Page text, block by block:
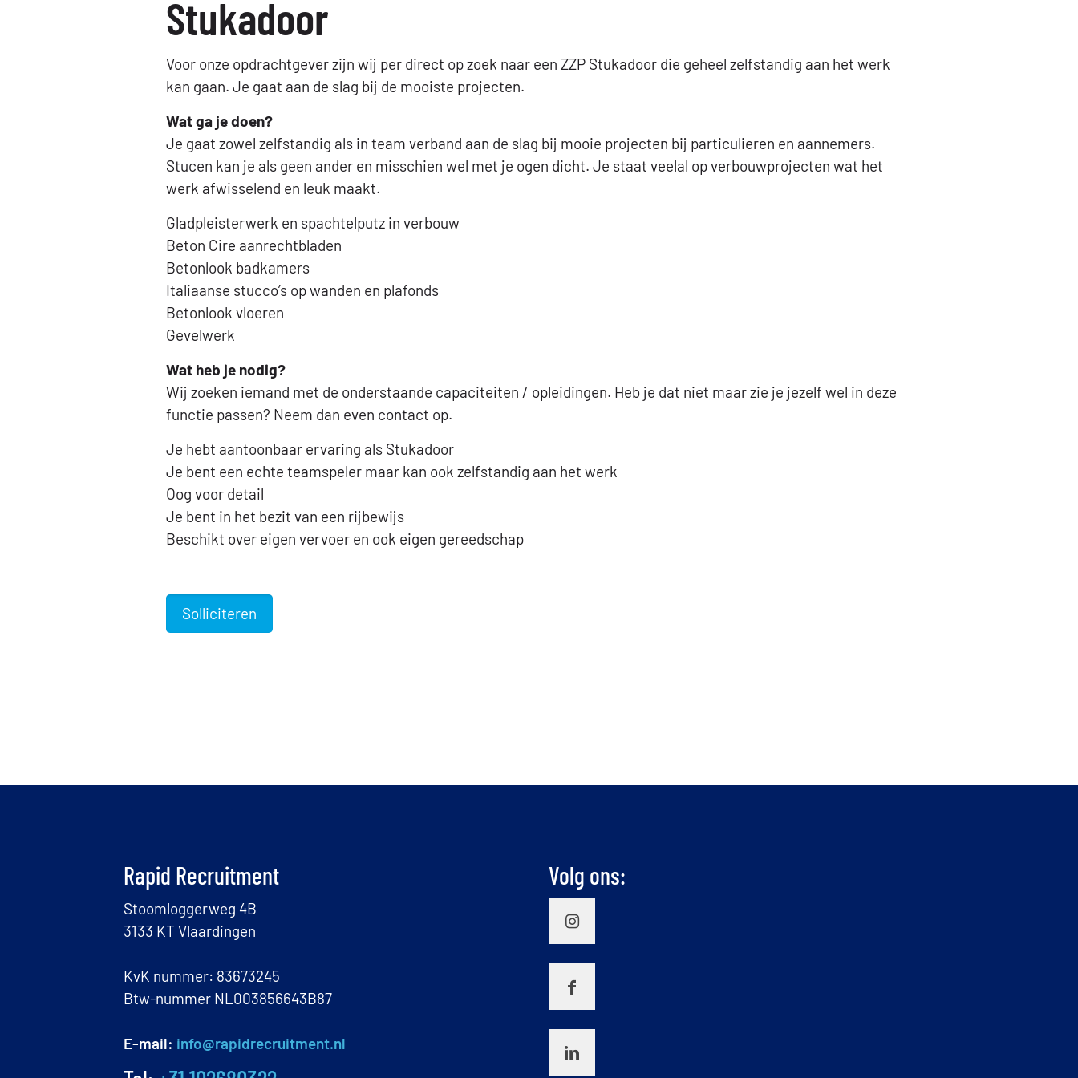
Stukadoor
Voor onze opdrachtgever zijn wij per direct op zoek naar een ZZP Stukadoor die geheel zelfstandig aan het werk
kan gaan. Je gaat aan de slag bij de mooiste projecten.
Wat ga je doen?
Je gaat zowel zelfstandig als in team verband aan de slag bij mooie projecten bij particulieren en aannemers.
Stucen kan je als geen ander en misschien wel met je ogen dicht. Je staat veelal op verbouwprojecten wat het
werk afwisselend en leuk maakt.
Gladpleisterwerk en spachtelputz in verbouw
Beton Cire aanrechtbladen
Betonlook badkamers
Italiaanse stucco’s op wanden en plafonds
Betonlook vloeren
Gevelwerk
Wat heb je nodig?
Wij zoeken iemand met de onderstaande capaciteiten / opleidingen. Heb je dat niet maar zie je jezelf wel in deze
functie passen? Neem dan even contact op.
Je hebt aantoonbaar ervaring als Stukadoor
Je bent een echte teamspeler maar kan ook zelfstandig aan het werk
Oog voor detail
Je bent in het bezit van een rijbewijs
Beschikt over eigen vervoer en ook eigen gereedschap
Solliciteren
Rapid Recruitment
Stoomloggerweg 4B
3133 KT Vlaardingen
KvK nummer: 83673245
Btw-nummer NL003856643B87
E-mail: info@rapidrecruitment.nl
Volg ons: